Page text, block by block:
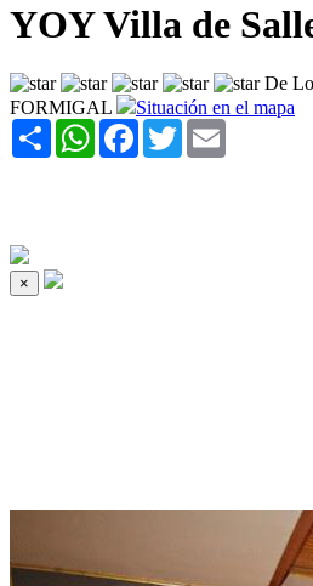
YOY Villa de
De
FORMIGAL
Situación en el mapa
Share WhatsAppFacebook
Twitter
×